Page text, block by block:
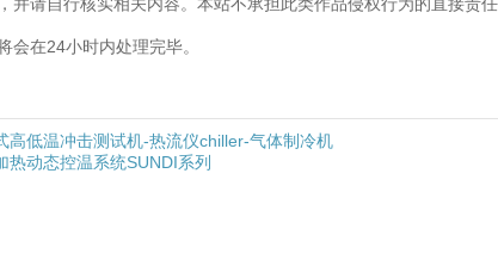
会在24小时内处理完毕。
高低温冲击测试机-热流仪chiller-气体制冷机
热动态控温系统SUNDI系列